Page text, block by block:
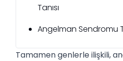
Tanısı
Angelman Sendromu
Tamamen genlerle ilişkili,